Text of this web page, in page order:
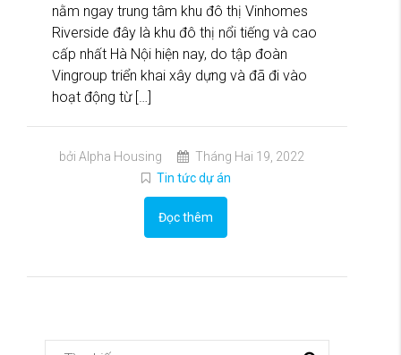
nằm ngay trung tâm khu đô thị Vinhomes
Riverside đây là khu đô thị nổi tiếng và cao
cấp nhất Hà Nội hiện nay, do tập đoàn
Vingroup triển khai xây dựng và đã đi vào
hoạt động từ […]
bởi Alpha Housing
Tháng Hai 19, 2022
Tin tức dự án
Đọc thêm